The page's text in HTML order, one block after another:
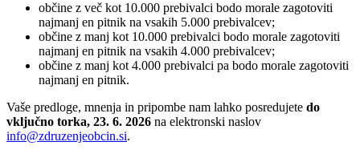
občine z več kot 10.000 prebivalci bodo morale zagotoviti
najmanj en pitnik na vsakih 5.000 prebivalcev;
občine z manj kot 10.000 prebivalci bodo morale zagotoviti
najmanj en pitnik na vsakih 4.000 prebivalcev;
občine z manj kot 4.000 prebivalci pa bodo morale zagotoviti
najmanj en pitnik.
Vaše predloge, mnenja in pripombe nam lahko posredujete do
vključno torka, 23. 6. 2026 na elektronski naslov
info@zdruzenjeobcin.si.